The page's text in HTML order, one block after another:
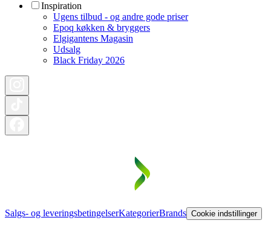
Inspiration
Ugens tilbud - og andre gode priser
Epoq køkken & bryggers
Elgigantens Magasin
Udsalg
Black Friday 2026
Salgs- og leveringsbetingelserKategorierBrands Cookie indstillinger